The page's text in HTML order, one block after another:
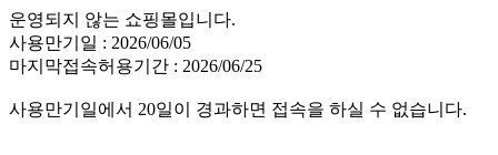
운영되지 않는 쇼핑몰입니다.
사용만기일 : 2026/06/05
마지막접속허용기간 : 2026/06/25
사용만기일에서 20일이 경과하면 접속을 하실 수 없습니다.